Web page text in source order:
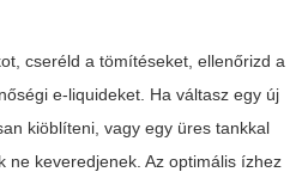
cseréld a tömítéseket, ellenőrizd a
e-liquideket. Ha váltasz egy új
kiöblíteni, vagy egy üres tankkal
ne keveredjenek. Az optimális ízhez